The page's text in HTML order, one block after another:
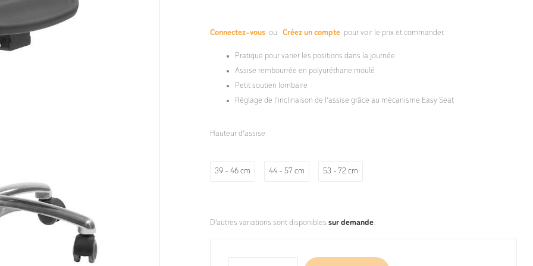
Connectez-vous ou Créez un compte pour voir le prix et commander.
Pratique pour varier les positions dans la journée
Assise rembourrée en polyuréthane moulé
Petit soutien lombaire
Réglage de l’inclinaison de l’assise grâce au mécanisme Easy Seat
Hauteur d’assise
39 - 46 cm 44 - 57 cm 53 - 72 cm
D'autres variations sont disponibles sur demande.